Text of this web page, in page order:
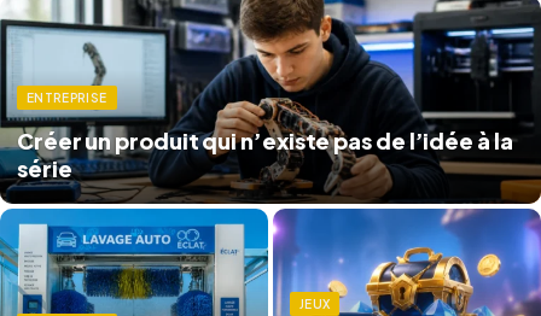
ENTREPRISE
Créer un produit qui n’existe pas de l’idée à la
série
JEUX